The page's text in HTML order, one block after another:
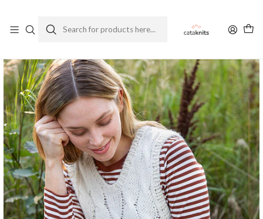
Home Diana - Patrón de Tejido